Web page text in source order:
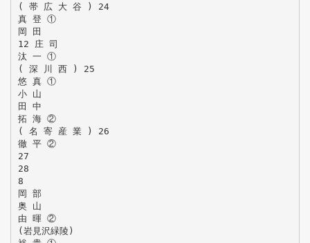
( 帯 広 大 谷 ) 24
真 登 ①
岡 田
12 庄 司
汰 一 ①
( 深 川 西 ) 25
悠 真 ①
小 山
田 中
拓 海 ②
( 名 寄 産 業 ) 26
徹 平 ②
27
28
8
岡 部
奥 山
由 暉 ②
(岩見沢緑陵)